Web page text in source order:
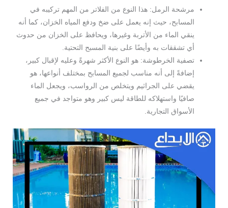
مرشحة الرمل: هذا النوع من الفلاتر من المهم تركيبه في
المسابح، حيث إنه يعمل على ضخ ودفع المياه الخزان، كما أنه
ينقي الماء من الأتربة وغيرها، ويحافظ على الخزان من حدوث
أي تشققات به وأيضًا على بنية المسبح التحتية.
تصفية الخرطوشة: هو النوع الأكثر شهرةً وعليه لإقبال كبير،
إضافةً إلى أنه مناسب لجميع المسابح بمختلف أنواعها، هو
يقضي على الجراثيم ويتخلص من الرواسب، ويجعل الماء
صافيًا واستهلاكه للطاقة ليس كبير وهو متواجد في جميع
الأسواق التجارية.